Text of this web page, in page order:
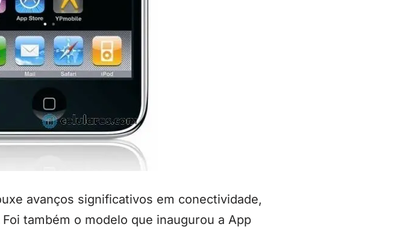
avanços significativos em conectividade,
também o modelo que inaugurou a App